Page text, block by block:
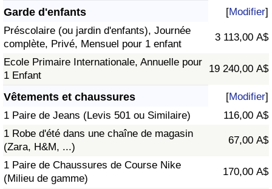
Garde d'enfants [Modifier]
Préscolaire (ou jardin d'enfants), Journée
complète, Privé, Mensuel pour 1 enfant
3 113,00 A$
Ecole Primaire Internationale, Annuelle pour
1 Enfant
19 240,00 A$
Vêtements et chaussures [Modifier]
1 Paire de Jeans (Levis 501 ou Similaire)
116,00 A$
1 Robe d'été dans une chaîne de magasin
(Zara, H&M, ...)
67,00 A$
1 Paire de Chaussures de Course Nike
(Milieu de gamme)
170,00 A$